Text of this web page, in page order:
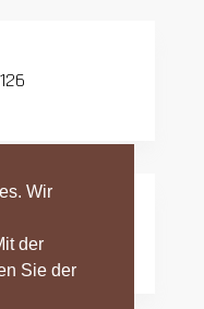
Wir
der
Sie der